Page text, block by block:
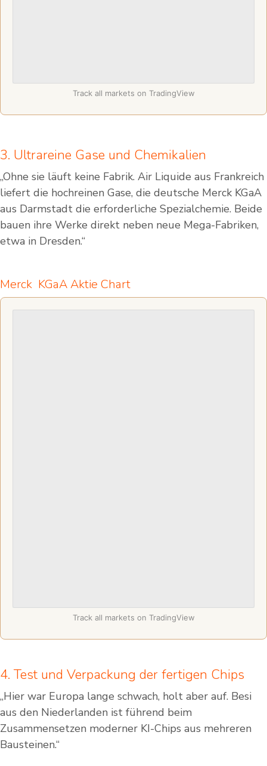
Track all markets on TradingView
3. Ultrareine Gase und Chemikalien
„Ohne sie läuft keine Fabrik. Air Liquide aus Frankreich
liefert die hochreinen Gase, die deutsche Merck KGaA
aus Darmstadt die erforderliche Spezialchemie. Beide
bauen ihre Werke direkt neben neue Mega-Fabriken,
etwa in Dresden.“
Merck KGaA Aktie Chart
Track all markets on TradingView
4. Test und Verpackung der fertigen Chips
„Hier war Europa lange schwach, holt aber auf. Besi
aus den Niederlanden ist führend beim
Zusammensetzen moderner KI-Chips aus mehreren
Bausteinen.“